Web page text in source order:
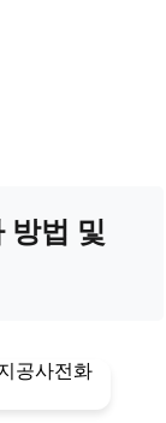
방법 및